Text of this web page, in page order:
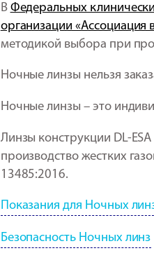
В Федеральных
организации «Ассоциация
методикой выбора при
Ночные линзы нельзя
Ночные линзы – это
Линзы конструкции DL-
производство жестких
13485:2016.
Показания для Ночных
Безопасность Ночных линз